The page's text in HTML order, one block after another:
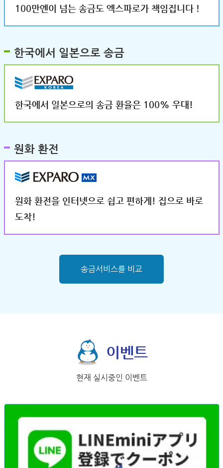
100만엔이 넘는 송금도 엑스파로가 책임집니다！
한국에서 일본으로 송금
한국에서 일본으로의 송금 환율은 100% 우대!
원화 환전
원화 환전을 인터넷으로 쉽고 편하게! 집으로 바로
도착!
송금서비스를 비교
이벤트
현재 실시중인 이벤트